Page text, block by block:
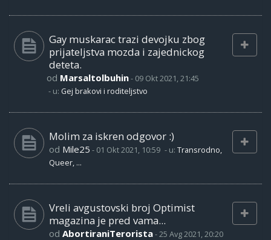
Gay muskarac trazi devojku zbog
prijateljstva mozda i zajednickog
deteta.
od Marsaltolbuhin- 09 Okt 2021, 21:45
- u: Gej brakovi i roditeljstvo
Molim za iskren odgovor :)
od Mile25 - 01 Okt 2021, 10:59 - u: Transrodno,
Queer, ...
Vreli avgustovski broj Optimist
magazina je pred vama...
od AbortiraniTerorista-25 Avg 2021, 20:20